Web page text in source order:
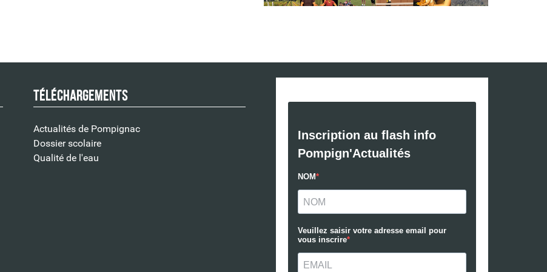
Téléchargements
Actualités de Pompignac
Dossier scolaire
Qualité de l'eau